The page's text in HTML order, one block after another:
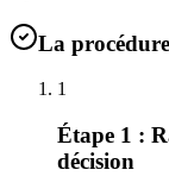
La
1
Étape 1 :
décision